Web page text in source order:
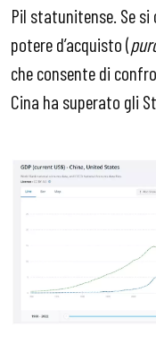
Pil statunitense. Se
potere d’acquisto (
che consente di
Cina ha superato gli